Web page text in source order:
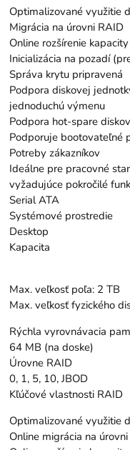
Optimalizované využitie
Migrácia na úrovni RAID
Online rozšírenie kapacity
Inicializácia na pozadí
Správa krytu pripravená
Podpora diskovej
jednoduchú výmenu
Podpora hot-spare
Podporuje bootovateľné
Potreby zákazníkov
Ideálne pre pracovné
vyžadujúce pokročilé
Serial ATA
Systémové prostredie
Desktop
Kapacita
Max. veľkosť poľa: 2 TB
Max. veľkosť fyzického
Rýchla vyrovnávacia
64 MB (na doske)
Úrovne RAID
0, 1, 5, 10, JBOD
Kľúčové vlastnosti RAID
Optimalizované využitie
Online migrácia na